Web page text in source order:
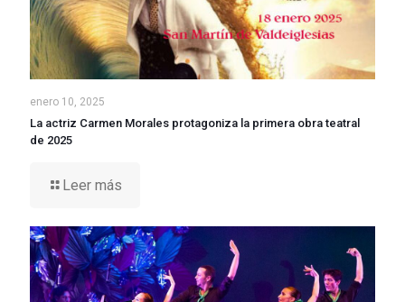
enero 10, 2025
La actriz Carmen Morales protagoniza la primera obra teatral
de 2025
Leer más